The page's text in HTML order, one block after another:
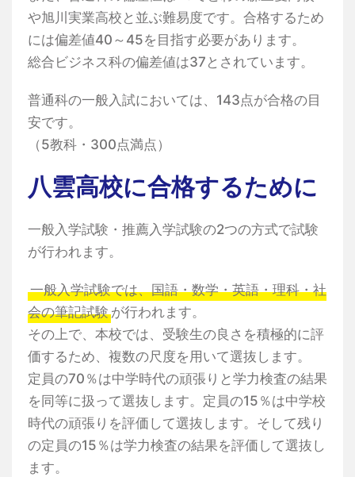
や旭川実業高校と並ぶ難易度です。合格するため
には偏差値40～45を目指す必要があります。
総合ビジネス科の偏差値は37とされています。
普通科の一般入試においては、143点が合格の目
安です。
（5教科・300点満点）
八雲高校に合格するために
一般入学試験・推薦入学試験の2つの方式で試験
が行われます。
一般入学試験では、国語・数学・英語・理科・社
会の筆記試験 が行われます。
その上で、本校では、受験生の良さを積極的に評
価するため、複数の尺度を用いて選抜します。
定員の70％は中学時代の頑張りと学力検査の結果
を同等に扱って選抜します。定員の15％は中学校
時代の頑張りを評価して選抜します。そして残り
の定員の15％は学力検査の結果を評価して選抜し
ます。